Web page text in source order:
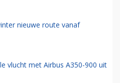
nieuwe route vanaf
vlucht met Airbus A350-900 uit